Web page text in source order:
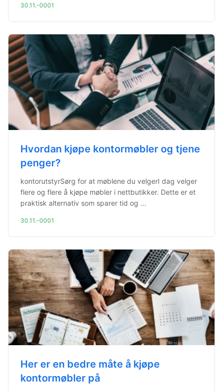
30.11.-0001
Hvordan kjøpe kontormøbler og tjene
penger?
kontorutstyrSørg for at møblene du velgerI dag velger
flere og flere å kjøpe møbler i nettbutikker. Dette er et
praktisk alternativ som sparer tid og ...
30.11.-0001
Her er en bedre måte å kjøpe
kontormøbler på